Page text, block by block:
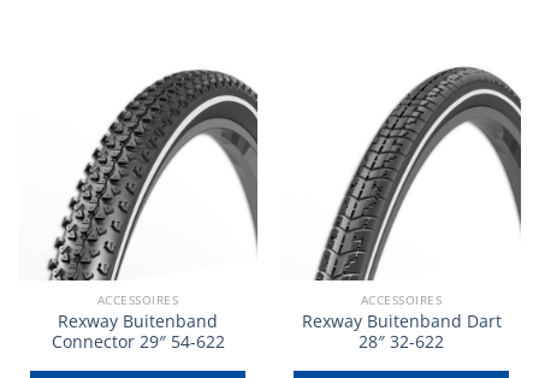
ACCESSOIRES
Rexway Buitenband
Connector 29″ 54-622
ACCESSOIRES
Rexway Buitenband Dart
28″ 32-622